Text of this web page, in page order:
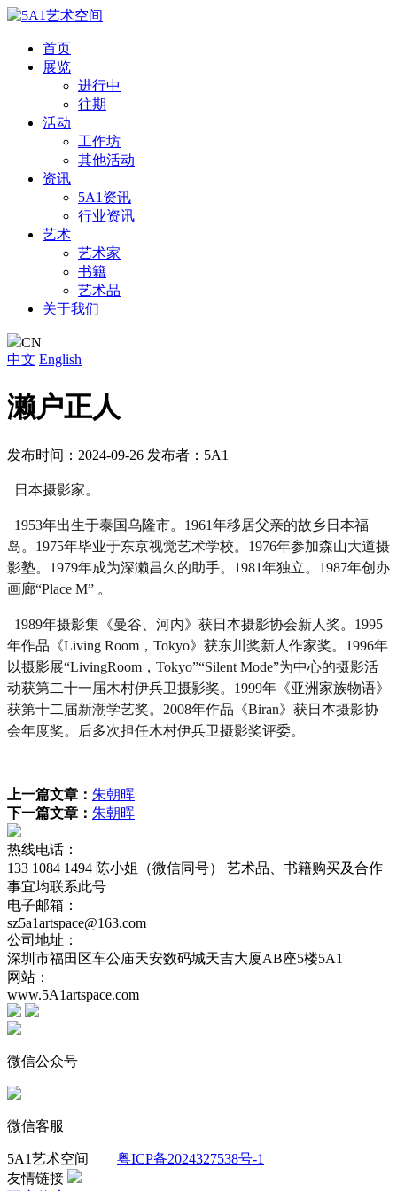
首页
展览
进行中
往期
活动
工作坊
其他活动
资讯
5A1资讯
行业资讯
艺术
艺术家
书籍
艺术品
关于我们
CN
中文 English
濑户正人
发布时间：2024-09-26 发布者：5A1
日本摄影家。
1953年出生于泰国乌隆市。1961年移居父亲的故乡日本福
岛。1975年毕业于东京视觉艺术学校。1976年参加森山大道摄
影塾。1979年成为深濑昌久的助手。1981年独立。1987年创办
画廊“Place M” 。
1989年摄影集《曼谷、河内》获日本摄影协会新人奖。1995
年作品《Living Room，Tokyo》获东川奖新人作家奖。1996年
以摄影展“LivingRoom，Tokyo”“Silent Mode”为中心的摄影活
动获第二十一届木村伊兵卫摄影奖。1999年《亚洲家族物语》
获第十二届新潮学艺奖。2008年作品《Biran》获日本摄影协
会年度奖。后多次担任木村伊兵卫摄影奖评委。
上一篇文章： 朱朝晖
下一篇文章： 朱朝晖
热线电话：
133 1084 1494 陈小姐（微信同号） 艺术品、书籍购买及合作
事宜均联系此号
电子邮箱：
sz5a1artspace@163.com
公司地址：
深圳市福田区车公庙天安数码城天吉大厦AB座5楼5A1
网站：
www.5A1artspace.com
微信公众号
微信客服
5A1艺术空间 粤ICP备2024327538号-1
友情链接